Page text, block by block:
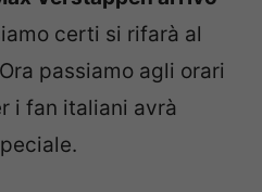
certi si rifarà al
passiamo agli orari
i fan italiani avrà